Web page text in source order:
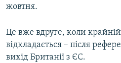
жовтня.
Це вже вдруге, коли
відкладається – після
вихід Британії з ЄС.